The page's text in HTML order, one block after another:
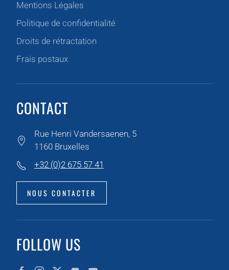
Mentions Légales
Politique de confidentialité
Droits de rétractation
Frais postaux
CONTACT
Rue Henri Vandersaenen, 5
1160 Bruxelles
+32 (0)2 675 57 41
NOUS CONTACTER
FOLLOW US